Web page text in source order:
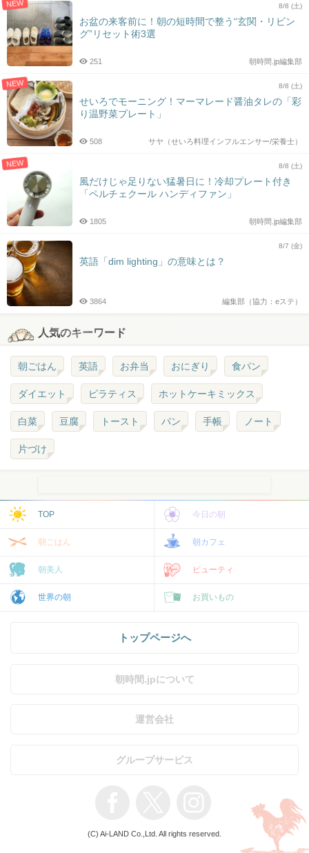
NEW 8/8 (土)
お盆の来客前に！朝の短時間で整う“玄関・リビン
グ”リセット術3選
朝時間.jp編集部
251
NEW 8/8 (土)
せいろでモーニング！マーマレード醤油タレの「彩
り温野菜プレート」
サヤ（せいろ料理インフルエンサー/栄養士）
508
NEW 8/8 (土)
風だけじゃ足りない猛暑日に！冷却プレート付き
「ペルチェクール ハンディファン」
朝時間.jp編集部
1805
8/7 (金)
英語「dim lighting」の意味とは？
編集部（協力：eステ）
3864
人気のキーワード
朝ごはん 英語 お弁当 おにぎり 食パン
ダイエット ピラティス ホットケーキミックス
白菜 豆腐 トースト パン 手帳 ノート
片づけ
TOP 今日の朝
朝ごはん 朝カフェ
朝美人 ビューティ
世界の朝 お買いもの
トップページへ
朝時間.jpについて
運営会社
グループサービス
(C) Ai-LAND Co.,Ltd. All rights reserved.